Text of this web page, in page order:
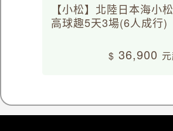
【小松】北陸日本海小松
高球趣5天3場(6人成行)
36,900